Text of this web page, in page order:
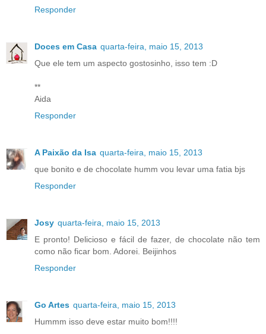
Responder
Doces em Casa quarta-feira, maio 15, 2013
Que ele tem um aspecto gostosinho, isso tem :D
**
Aida
Responder
A Paixão da Isa quarta-feira, maio 15, 2013
que bonito e de chocolate humm vou levar uma fatia bjs
Responder
Josy quarta-feira, maio 15, 2013
E pronto! Delicioso e fácil de fazer, de chocolate não tem
como não ficar bom. Adorei. Beijinhos
Responder
Go Artes quarta-feira, maio 15, 2013
Hummm isso deve estar muito bom!!!!